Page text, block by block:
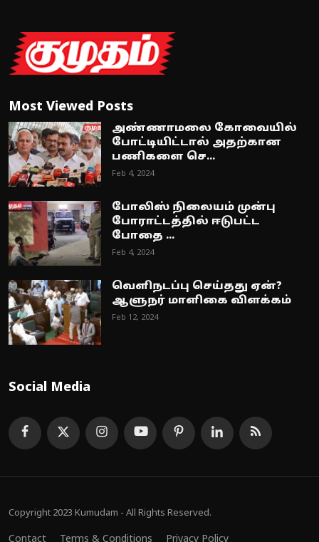
Most Viewed Posts
அண்ணாமலை கோவையில்
போட்டியிட்டால் அதற்கான
பணிகளை செ...
Feb 4, 2024
போலிஸ் நிலையம் முன்பு
போராட்டத்தில் ஈடுபட்ட
போதை ...
Feb 4, 2024
வெளிநடப்பு செய்தது ஏன்?
ஆளுநர் மாளிகை விளக்கம்
Feb 12, 2024
Social Media
Copyright 2023 Kumudam - All Rights Reserved.
Contact Terms & Conditions Privacy Policy